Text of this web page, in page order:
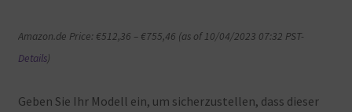
Amazon.de Price: €512,36 – €755,46 (as of 10/04/2023 07:32 PST-
Details)
Geben Sie Ihr Modell ein, um sicherzustellen, dass dieser